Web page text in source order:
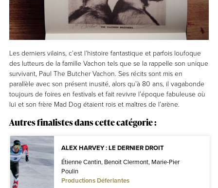
Les derniers vilains, c’est l’histoire fantastique et parfois loufoque
des lutteurs de la famille Vachon tels que se la rappelle son unique
survivant, Paul The Butcher Vachon. Ses récits sont mis en
parallèle avec son présent inusité, alors qu’à 80 ans, il vagabonde
toujours de foires en festivals et fait revivre l’époque fabuleuse où
lui et son frère Mad Dog étaient rois et maîtres de l’arène.
Autres finalistes dans cette catégorie :
ALEX HARVEY : LE DERNIER DROIT
Étienne Cantin, Benoit Clermont, Marie-Pier
Poulin
Productions Déferlantes